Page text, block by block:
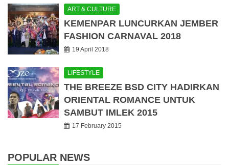
ART & CULTURE
KEMENPAR LUNCURKAN JEMBER
FASHION CARNAVAL 2018
19 April 2018
LIFESTYLE
THE BREEZE BSD CITY HADIRKAN
ORIENTAL ROMANCE UNTUK
SAMBUT IMLEK 2015
17 February 2015
POPULAR NEWS